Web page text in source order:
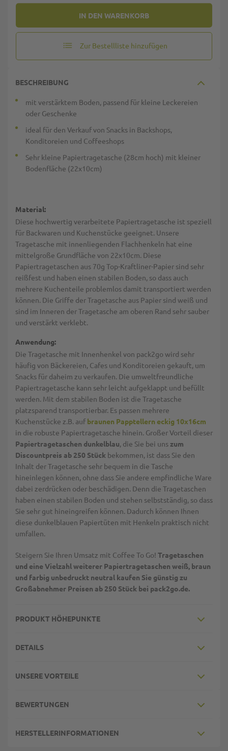
IN DEN WARENKORB
Zur Bestellliste hinzufügen
BESCHREIBUNG
mit verstärktem Boden, passend für kleine Leckereien
oder Geschenke
ideal für den Verkauf von Snacks in Backshops,
Konditoreien und Coffeeshops
Sehr kleine Papiertragetasche (28cm hoch) mit kleiner
Bodenfläche (22x10cm)
Material:
Diese hochwertig verarbeitete Papiertragetasche ist speziell
für Backwaren und Kuchenstücke geeignet. Unsere
Tragetasche mit innenliegenden Flachhenkeln hat eine
mittelgroße Grundfläche von 22x10cm. Diese
Papiertragetaschen aus 70g Top-Kraftliner-Papier sind sehr
reißfest und haben einen stabilen Boden, so dass auch
mehrere Kuchenteile problemlos damit transportiert werden
können. Die Griffe der Tragetasche aus Papier sind weiß und
sind im Inneren der Tragetasche am oberen Rand sehr sauber
und verstärkt verklebt.
Anwendung:
Die Tragetasche mit Innenhenkel von pack2go wird sehr
häufig von Bäckereien, Cafes und Konditoreien gekauft, um
Snacks für daheim zu verkaufen. Die umweltfreundliche
Papiertragetasche kann sehr leicht aufgeklappt und befüllt
werden. Mit dem stabilen Boden ist die Tragetasche
platzsparend transportierbar. Es passen mehrere
Kuchenstücke z.B. auf braunen Papptellern eckig 10x16cm
in die robuste Papiertragetasche hinein. Großer Vorteil dieser
Papiertragetaschen dunkelblau, die Sie bei uns zum
Discountpreis ab 250 Stück bekommen, ist dass Sie den
Inhalt der Tragetasche sehr bequem in die Tasche
hineinlegen können, ohne dass Sie andere empfindliche Ware
dabei zerdrücken oder beschädigen. Denn die Tragetaschen
haben einen stabilen Boden und stehen selbstständig, so dass
Sie sehr gut hineingreifen können. Dadurch können Ihnen
diese dunkelblauen Papiertüten mit Henkeln praktisch nicht
umfallen.
Steigern Sie Ihren Umsatz mit Coffee To Go! Tragetaschen
und eine Vielzahl weiterer Papiertragetaschen weiß, braun
und farbig unbedruckt neutral kaufen Sie günstig zu
Großabnehmer Preisen ab 250 Stück bei pack2go.de.
PRODUKT HÖHEPUNKTE
DETAILS
UNSERE VORTEILE
BEWERTUNGEN
HERSTELLERINFORMATIONEN